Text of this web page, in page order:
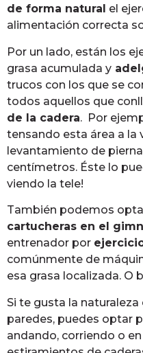
de forma natural el
alimentación correcta
Por un lado, están los
grasa acumulada y
trucos con los que se
todos aquellos que
de la cadera. Por
tensando esta área a la
levantamiento de
centímetros. Éste lo
viendo la tele!
También podemos
cartucheras en el
entrenador por
comúnmente de
esa grasa localizada. O
Si te gusta la
paredes, puedes optar
andando, corriendo o